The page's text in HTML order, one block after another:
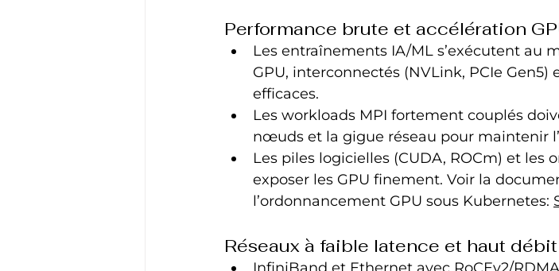
Performance brute et accélération
Les entraînements IA/ML s’exécutent au
GPU, interconnectés (NVLink, PCIe
efficaces.
Les workloads MPI fortement couplés
nœuds et la gigue réseau pour maintenir
Les piles logicielles (CUDA, ROCm) et les
exposer les GPU finement. Voir la
l’ordonnancement GPU sous Kubernetes:
Réseaux à faible latence et haut débit
InfiniBand et Ethernet avec RoCEv2/